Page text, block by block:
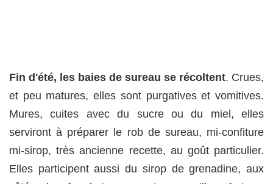
Fin d'été, les baies de sureau se récoltent. Crues,
et peu matures, elles sont purgatives et vomitives.
Mures, cuites avec du sucre ou du miel, elles
serviront à préparer le rob de sureau, mi-confiture
mi-sirop, très ancienne recette, au goût particulier.
Elles participent aussi du sirop de grenadine, aux